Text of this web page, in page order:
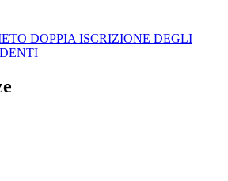
DOPPIA ISCRIZIONE DEGLI